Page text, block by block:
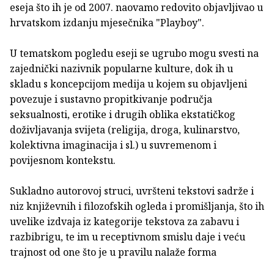
eseja što ih je od 2007. naovamo redovito objavljivao u
hrvatskom izdanju mjesečnika "Playboy".
U tematskom pogledu eseji se ugrubo mogu svesti na
zajednički nazivnik popularne kulture, dok ih u
skladu s koncepcijom medija u kojem su objavljeni
povezuje i sustavno propitkivanje područja
seksualnosti, erotike i drugih oblika ekstatičkog
doživljavanja svijeta (religija, droga, kulinarstvo,
kolektivna imaginacija i sl.) u suvremenom i
povijesnom kontekstu.
Sukladno autorovoj struci, uvršteni tekstovi sadrže i
niz književnih i filozofskih ogleda i promišljanja, što ih
uvelike izdvaja iz kategorije tekstova za zabavu i
razbibrigu, te im u receptivnom smislu daje i veću
trajnost od one što je u pravilu nalaže forma